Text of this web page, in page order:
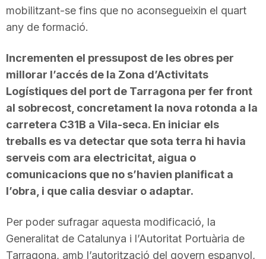
mobilitzant-se fins que no aconsegueixin el quart
any de formació.
Incrementen el pressupost de les obres per
millorar l’accés de la Zona d’Activitats
Logístiques del port de Tarragona per fer front
al sobrecost, concretament la nova rotonda a la
carretera C31B a Vila-seca. En iniciar els
treballs es va detectar que sota terra hi havia
serveis com ara electricitat, aigua o
comunicacions que no s’havien planificat a
l’obra, i que calia desviar o adaptar.
Per poder sufragar aquesta modificació, la
Generalitat de Catalunya i l’Autoritat Portuària de
Tarragona, amb l’autorització del govern espanyol,